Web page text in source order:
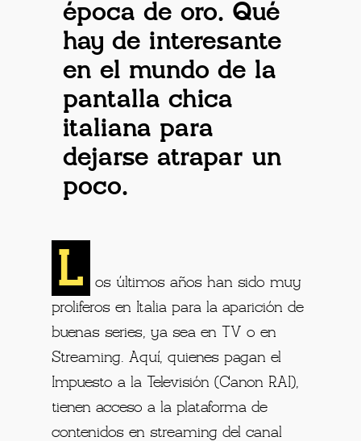
época de oro. Qué
hay de interesante
en el mundo de la
pantalla chica
italiana para
dejarse atrapar un
poco.
L
os últimos años han sido muy
proliferos en Italia para la aparición de
buenas series, ya sea en TV o en
Streaming. Aquí, quienes pagan el
Impuesto a la Televisión (Canon RAI),
tienen acceso a la plataforma de
contenidos en streaming del canal